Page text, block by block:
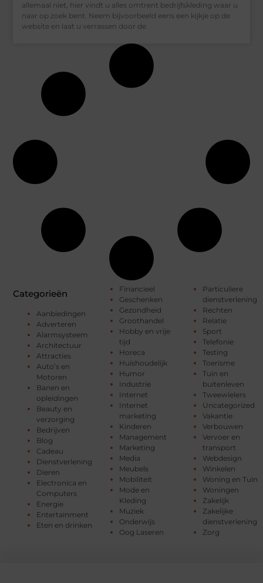
allemaal niet, hier vindt u alles omtrent bedrijfskleding waar u
naar op zoek bent. Neem bijvoorbeeld eens een kijkje op de
website en laat u verrassen door de
Categorieën
Aanbiedingen
Adverteren
Alarmsysteem
Architectuur
Attracties
Auto’s en
Motoren
Banen en
opleidingen
Beauty en
verzorging
Bedrijven
Blog
Cadeau
Dienstverlening
Dieren
Electronica en
Computers
Energie
Entertainment
Eten en drinken
Financieel
Geschenken
Gezondheid
Groothandel
Hobby en vrije
tijd
Horeca
Huishoudelijk
Humor
Industrie
Internet
Internet
marketing
Kinderen
Management
Marketing
Media
Meubels
Mobiliteit
Mode en
Kleding
Muziek
Onderwijs
Oog Laseren
Particuliere
dienstverlening
Rechten
Relatie
Sport
Telefonie
Testing
Toerisme
Tuin en
buitenleven
Tweewielers
Uncategorized
Vakantie
Verbouwen
Vervoer en
transport
Webdesign
Winkelen
Woning en Tuin
Woningen
Zakelijk
Zakelijke
dienstverlening
Zorg